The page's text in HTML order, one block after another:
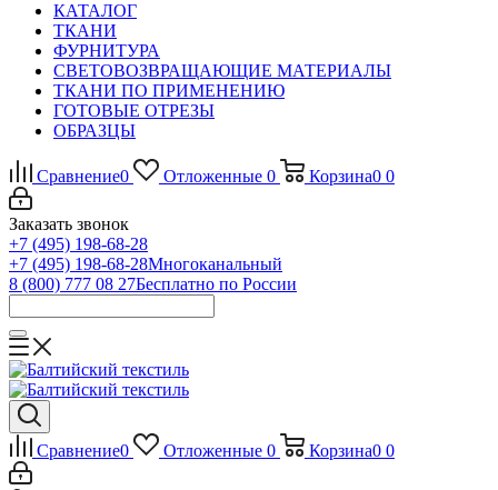
КАТАЛОГ
ТКАНИ
ФУРНИТУРА
СВЕТОВОЗВРАЩАЮЩИЕ МАТЕРИАЛЫ
ТКАНИ ПО ПРИМЕНЕНИЮ
ГОТОВЫЕ ОТРЕЗЫ
ОБРАЗЦЫ
Сравнение0 Отложенные 0 Корзина0 0
Заказать звонок
+7 (495) 198-68-28
+7 (495) 198-68-28Многоканальный
8 (800) 777 08 27Бесплатно по России
Сравнение0 Отложенные 0 Корзина0 0